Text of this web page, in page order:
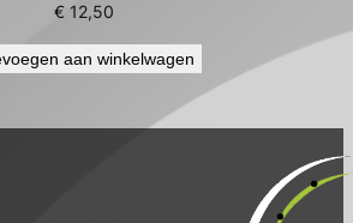
€ 12,50
aan winkelwagen